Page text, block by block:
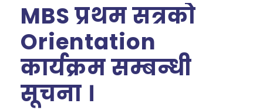
MBS प्रथम सत्रको
Orientation
कार्यक्रम सम्बन्धी
सूचना ।